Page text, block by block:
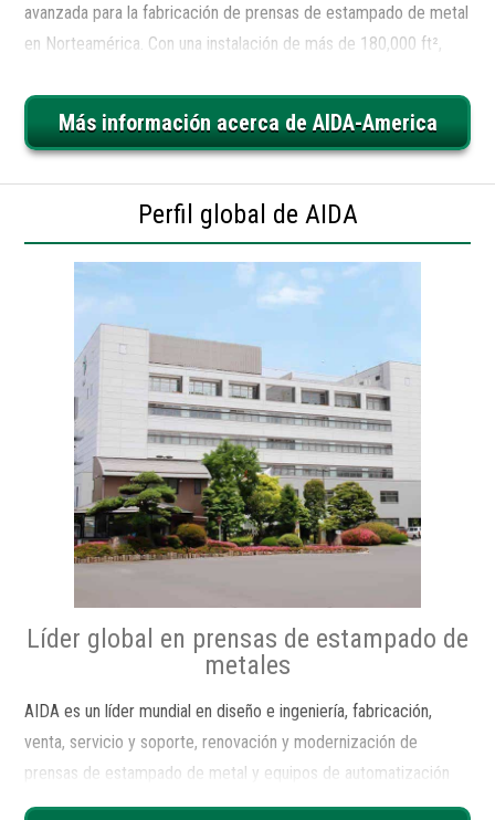
avanzada para la fabricación de prensas de estampado de metal
en Norteamérica. Con una instalación de más de 180,000 ft²,
experiencia y capacidad para diseñar, construir y entregar
servoprensas y prensas mecánicas que van de 30 a 4000
ingeniería hasta la producción, pasando por la gestión de
proyectos y servicios, AIDA-America está aquí para permitirle
cumplir o superar sus objetivos de producción.
Más información acerca de AIDA-America
Perfil global de AIDA
Líder global en prensas de estampado de
metales
AIDA es un líder mundial en diseño e ingeniería, fabricación,
venta, servicio y soporte, renovación y modernización de
prensas de estampado de metal y equipos de automatización
de moldeado de metal.